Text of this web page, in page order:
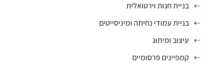
בניית חנות וירטואלית
בניית עמודי נחיתה ומיניסייטים
עיצוב ומיתוג
קמפיינים פרסומיים